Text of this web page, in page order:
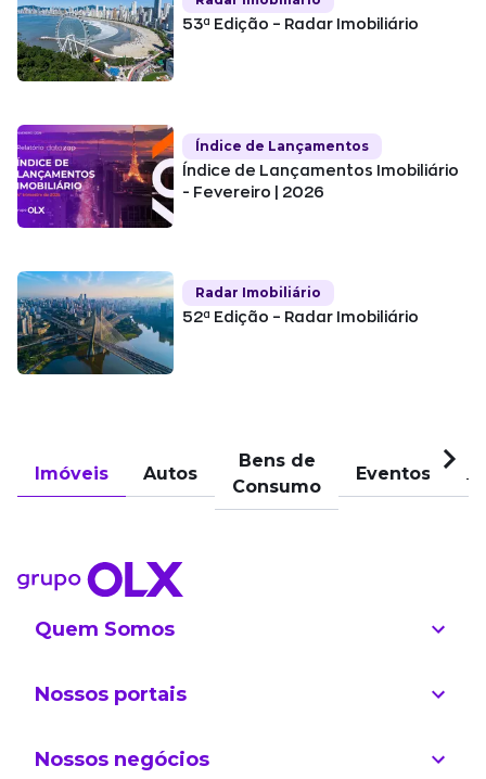
53ª Edição – Radar Imobiliário
Índice de Lançamentos
Índice de Lançamentos Imobiliário
- Fevereiro | 2026
Radar Imobiliário
52ª Edição – Radar Imobiliário
Imóveis Autos
Bens de
Consumo
Eventos
Quem Somos
Nossos portais
Nossos negócios